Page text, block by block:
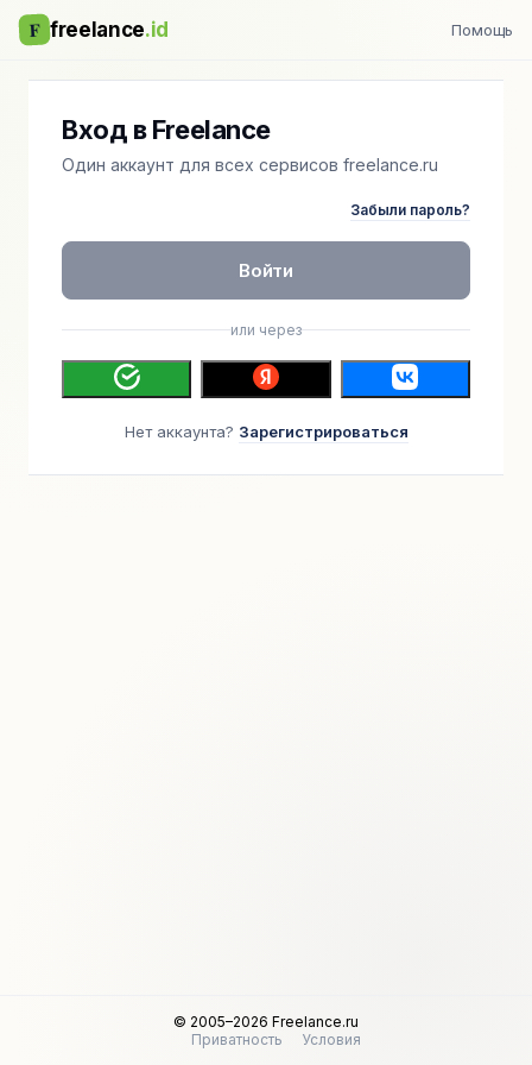
F freelance.id Помощь
Вход в Freelance
Один аккаунт для всех сервисов freelance.ru
Забыли пароль?
Войти
или через
Нет аккаунта? Зарегистрироваться
© 2005–2026 Freelance.ru
Приватность
Условия